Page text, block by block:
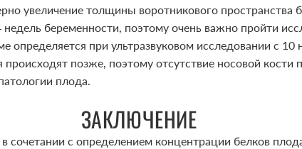
увеличение толщины воротникового пространства
недель беременности, поэтому очень важно пройти
оп­ределяется при ультразву­ковом исследова­нии с
позже, поэтому отсутствие носовой кости
плода.
ЗАКЛЮЧЕНИЕ
сочетании с определением концентрации белков